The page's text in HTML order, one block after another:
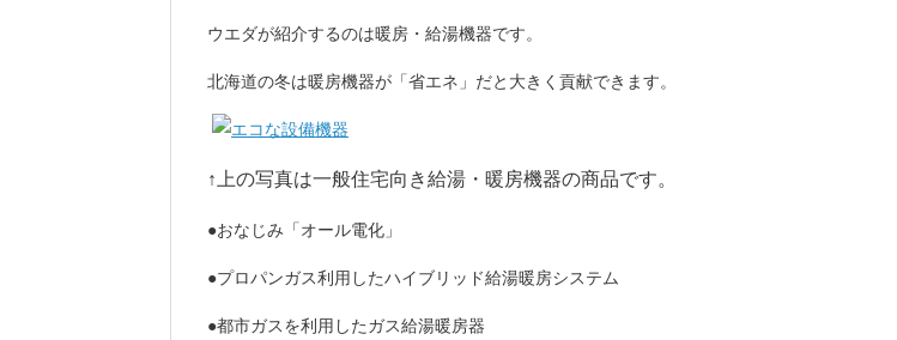
ウエダが紹介するのは暖房・給湯機器です。
北海道の冬は暖房機器が「省エネ」だと大きく貢献できます。
↑上の写真は一般住宅向き給湯・暖房機器の商品です。
●おなじみ「オール電化」
●プロパンガス利用したハイブリッド給湯暖房システム
●都市ガスを利用したガス給湯暖房器